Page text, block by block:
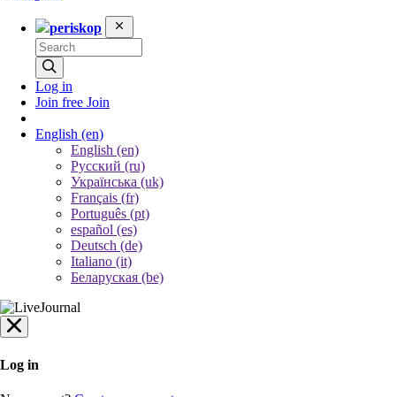
periskop
Log in
Join free Join
English (en)
English (en)
Русский (ru)
Українська (uk)
Français (fr)
Português (pt)
español (es)
Deutsch (de)
Italiano (it)
Беларуская (be)
Log in